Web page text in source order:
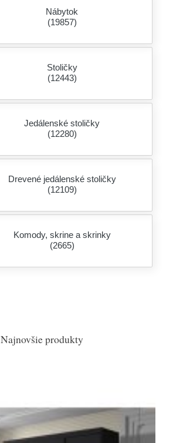
Nábytok
(19857)
Stoličky
(12443)
Jedálenské stoličky
(12280)
Drevené jedálenské stoličky
(12109)
Komody, skrine a skrinky
(2665)
Najnovšie produkty